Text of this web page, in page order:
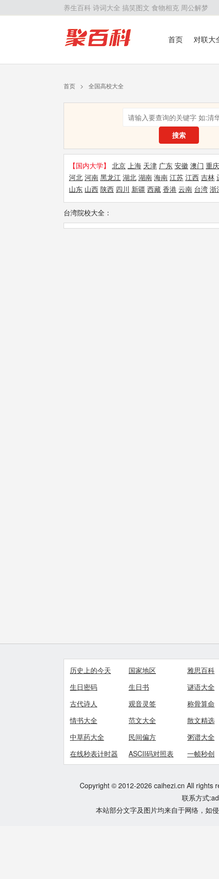
养生百科 诗词大全 搞笑图文 食物相克 周公解梦
首页
对联大
首页 > 全国高校大全
搜索
【国内大学】 北京 上海 天津 广东 安徽 澳门 重庆
河北 河南 黑龙江 湖北 湖南 海南 江苏 江西 吉林
山东 山西 陕西 四川 新疆 西藏 香港 云南 台湾 浙
台湾院校大全：
历史上的今天 国家地区
雅思百科
生日密码
生日书
谜语大全
古代诗人
观音灵签
称骨算命
情书大全
范文大全
散文精选
中草药大全
民间偏方
粥谱大全
在线秒表计时器
ASCII码对照表 一帧秒创
Copyright © 2012-2026 caihezi.cn All rights
联系方式
本站部分文字及图片均来自于网络，如